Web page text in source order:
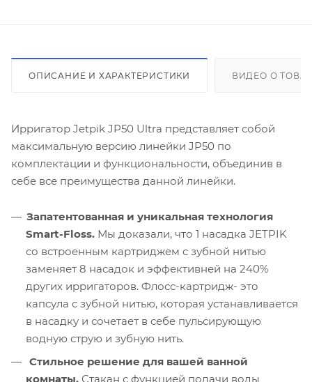
ОПИСАНИЕ И ХАРАКТЕРИСТИКИ ВИДЕО О
Ирригатор Jetpik JP50 Ultra представляет собой
максимальную версию линейки JP50 по
комплектации и функциональности, объединив в
себе все преимущества данной линейки.
Запатентованная и уникальная технология
Smart-Floss. Мы доказали, что 1 насадка JETPIK
со встроенным картриджем с зубной нитью
заменяет 8 насадок и эффективней на 240%
других ирригаторов. Флосс-картридж- это
капсула с зубной нитью, которая устанавливается
в насадку и сочетает в себе пульсирующую
водную струю и зубную нить.
Стильное решение для вашей ванной
комнаты. Стакан с функцией подачи воды